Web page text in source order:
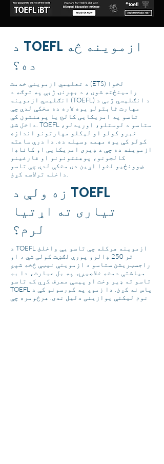
د TOEFL ازموینه څه
ده؟
د تعلیمي ازموینې خدمت (ETS) لخوا
رامینځته شوی ، د بهرنۍ ژبې په توګه د
انګلیسي ازموینه (TOEFL) د انګلیسي ژبې د
مهارت ثابتولو یوه لاره ده مخکې لدې چې
تاسو په امریکایی کالج یا پوهنتون کې
داخل شئ. TOEFL ستاسو د لوستلو، اوریدلو،
خبرو کولو او لیکلو مهارتونو اندازه
کولو کې یوه مهمه وسیله ده. دا درې ساعته
ازموینه ده چې د ډیری امریکایی او کاناډا
کالجونو، پوهنتونونو او فارغینو
ښوونځیو لخوا اړین دی مخکې لدې چې تاسو
زه ولې د TOEFL
تیاری ته اړتیا
لرم؟
د TOEFL ازموینه هرکله چې تاسو یې واخلئ
تر 250 ډالرو پورې لګښت کولی شي ، او
راجسټریشن ستاسو د ازموینې نیټې څخه شپږ
میاشتې دمخه خلاصیږي. په بل عبارت، دا به
تاسو ته ډیر وخت او پیسې مصرف کړي که تاسو
TOEFL پاس نه کړئ. دا زموږ په کورسونو کې د
نوم لیکنې یوازینی دلیل ندی. هرڅومره چې